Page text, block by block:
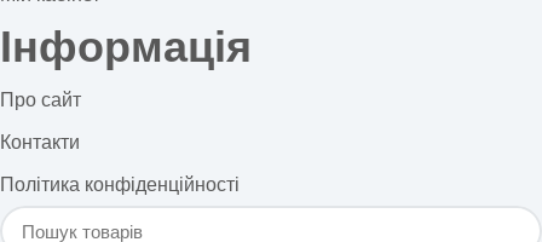
Інформація
Про сайт
Контакти
Політика конфіденційності